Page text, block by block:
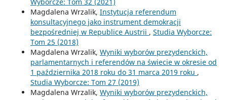
Magdalena Wrzalik, Instytucja referendum
konsultacyjnego jako instrument demokracji
bezpośredniej w Republice Austrii , Studia Wyborcze:
Tom 25 (2018)
Magdalena Wrzalik, Wyniki wyborów prezydenckich,
parlamentarnych i referendów na świecie w okresie od
1 października 2018 roku do 31 marca 2019 roku ,
Studia Wyborcze: Tom 27 (2019)
Magdalena Wrzalik, Wyniki wyborów prezydenckich,